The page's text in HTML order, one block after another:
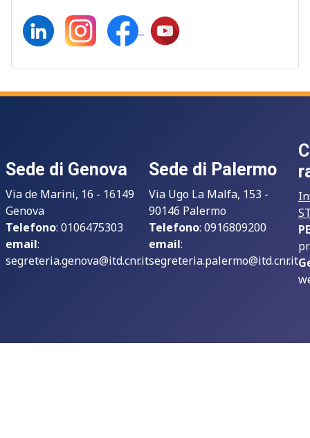
Sede di Genova
Via de Marini, 16 - 16149
Genova
Telefono: 0106475303
email:
segreteria.genova@itd.cnr.it
Sede di Palermo
Via Ugo La Malfa, 153 -
90146 Palermo
Telefono: 0916809200
email:
segreteria.palermo@itd.cnr.it